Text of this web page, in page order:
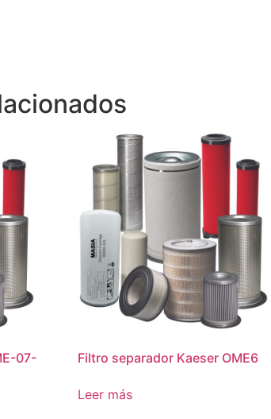
07-
Filtro separador Kaeser OME6
Leer más